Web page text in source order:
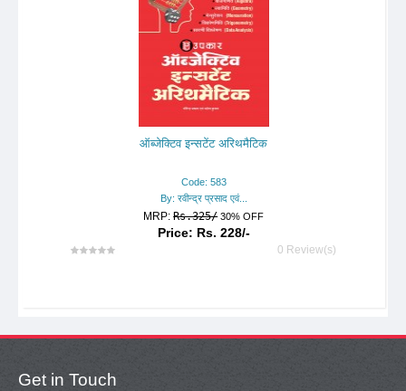
ऑब्जेक्टिव इन्सटेंट अरिथमैटिक
Code: 583
By: रवीन्द्र प्रसाद एवं...
MRP:Rs.325/ 30% OFF
Price: Rs. 228/-
0 Review(s)
Get in Touch